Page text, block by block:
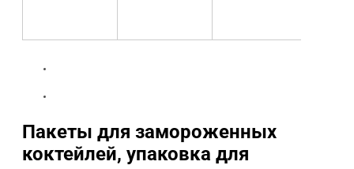
Пакеты для замороженных
коктейлей, упаковка для